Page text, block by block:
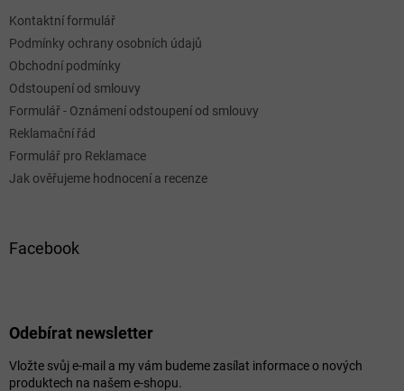
Kontaktní formulář
Podmínky ochrany osobních údajů
Obchodní podmínky
Odstoupení od smlouvy
Formulář - Oznámení odstoupení od smlouvy
Reklamační řád
Formulář pro Reklamace
Jak ověřujeme hodnocení a recenze
Facebook
Odebírat newsletter
Vložte svůj e-mail a my vám budeme zasílat informace o nových
produktech na našem e-shopu.